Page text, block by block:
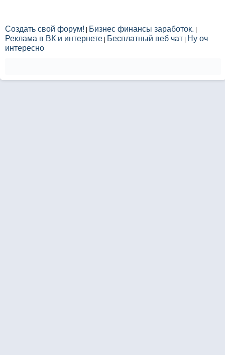
Создать свой форум! | Бизнес финансы заработок. |
Реклама в ВК и интернете | Бесплатный веб чат | Ну оч
интересно